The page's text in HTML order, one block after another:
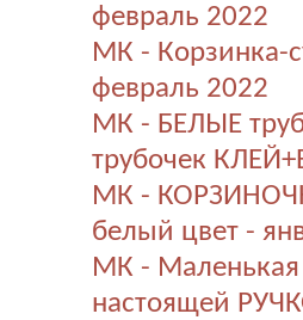
февраль 2022
МК - Корзинка-
февраль 2022
МК - БЕЛЫЕ
трубочек
МК -
белый цвет -
МК -
настоящей